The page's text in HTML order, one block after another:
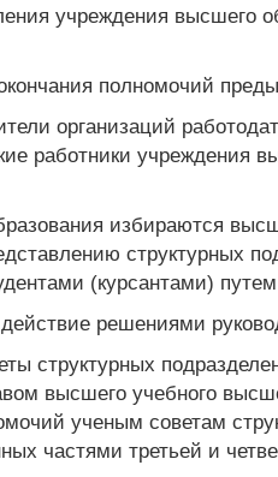
учреждения высшего
полномочий
организаций
работники учреждения
избираются
структурных
(курсантами)
решениями
структурных
высшего учебного
ученым советам
частями третьей и